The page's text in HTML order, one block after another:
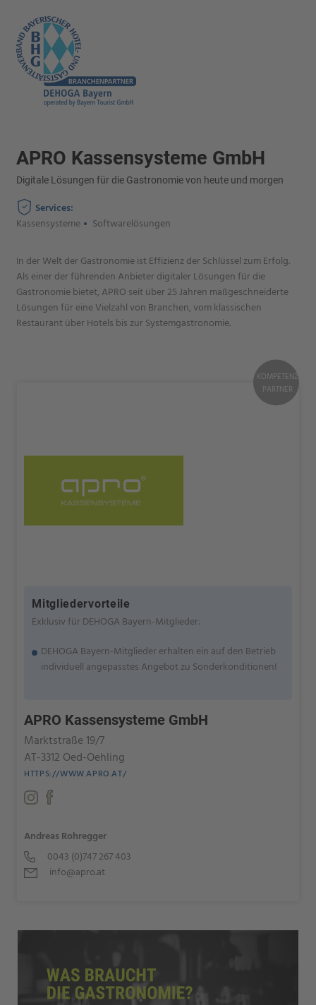
KOMPETENZ
PARTNER
Mitgliedervorteile
Exklusiv für DEHOGA Bayern-Mitglieder:
DEHOGA Bayern-Mitglieder erhalten ein auf den Betrieb
individuell angepasstes Angebot zu Sonderkonditionen!
APRO Kassensysteme GmbH
Marktstraße 19/7
AT-3312 Oed-Oehling
HTTPS://WWW.APRO.AT/
Andreas Rohregger
0043 (0)747 267 403
info@apro.at
APRO Kassensysteme GmbH
Digitale Lösungen für die Gastronomie von heute und morgen
Services:
Kassensysteme
Softwarelösungen
In der Welt der Gastronomie ist Effizienz der Schlüssel zum Erfolg.
Als einer der führenden Anbieter digitaler Lösungen für die
Gastronomie bietet, APRO seit über 25 Jahren maßgeschneiderte
Lösungen für eine Vielzahl von Branchen, vom klassischen
Restaurant über Hotels bis zur Systemgastronomie.